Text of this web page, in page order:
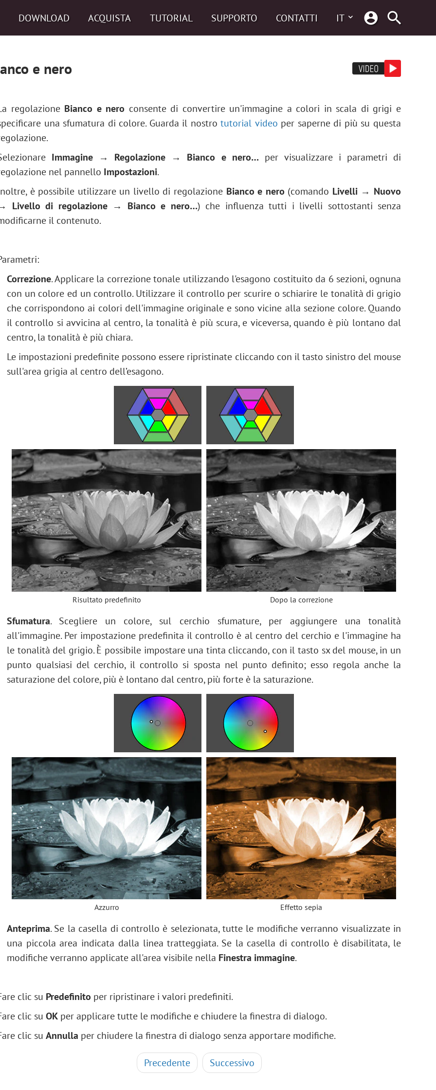
DOWNLOAD ACQUISTA TUTORIAL SUPPORTO CONTATTI IT
e nero
regolazione Bianco e nero consente di convertire un'immagine a colori in scala di grigi e
una sfumatura di colore. Guarda il nostrotutorial video per saperne di più su questa
Immagine → Regolazione → Bianco e nero…per visualizzare i parametri di
nel pannello Impostazioni.
è possibile utilizzare un livello di regolazione Bianco e nero (comando Livelli → Nuovo
Livello di regolazione → Bianco e nero…) che influenza tutti i livelli sottostanti senza
il contenuto.
Correzione. Applicare la correzione tonale utilizzando l'esagono costituito da 6 sezioni, ognuna
con un colore ed un controllo. Utilizzare il controllo per scurire o schiarire le tonalità di grigio
che corrispondono ai colori dell'immagine originale e sono vicine alla sezione colore. Quando
il controllo si avvicina al centro, la tonalità è più scura, e viceversa, quando è più lontano dal
centro, la tonalità è più chiara.
Le impostazioni predefinite possono essere ripristinate cliccando con il tasto sinistro del mouse
sull'area grigia al centro dell’esagono.
Risultato predefinito Dopo la correzione
Sfumatura. Scegliere un colore, sul cerchio sfumature, per aggiungere una tonalità
all'immagine. Per impostazione predefinita il controllo è al centro del cerchio e l'immagine ha
le tonalità del grigio. È possibile impostare una tinta cliccando, con il tasto sx del mouse, in un
punto qualsiasi del cerchio, il controllo si sposta nel punto definito; esso regola anche la
saturazione del colore, più è lontano dal centro, più forte è la saturazione.
Azzurro Effetto sepia
Anteprima. Se la casella di controllo è selezionata, tutte le modifiche verranno visualizzate in
una piccola area indicata dalla linea tratteggiata. Se la casella di controllo è disabilitata, le
modifiche verranno applicate all'area visibile nella Finestra immagine.
clic su Predefinito per ripristinare i valori predefiniti.
clic su OK per applicare tutte le modifiche e chiudere la finestra di dialogo.
clic su Annulla per chiudere la finestra di dialogo senza apportare modifiche.
Precedente Successivo